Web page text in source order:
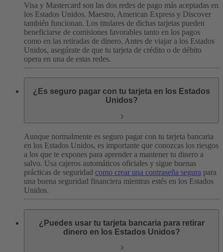
Visa y Mastercard son las dos redes de pago más aceptadas en
los Estados Unidos. Maestro, American Express y Discover
también funcionan. Los titulares de dichas tarjetas pueden
beneficiarse de comisiones favorables tanto en los pagos
como en las retiradas de dinero. Antes de viajar a los Estados
Unidos, asegúrate de que tu tarjeta de crédito o de débito
opera en una de estas redes.
¿Es seguro pagar con tu tarjeta en los Estados
Unidos?
Aunque normalmente es seguro pagar con tu tarjeta bancaria
en los Estados Unidos, es importante que conozcas los riesgos
a los que te expones para aprender a mantener tu dinero a
salvo. Usa cajeros automáticos oficiales y sigue buenas
prácticas de seguridad como crear una contraseña segura para
una buena seguridad financiera mientras estés en los Estados
Unidos.
¿Puedes usar tu tarjeta bancaria para retirar
dinero en los Estados Unidos?